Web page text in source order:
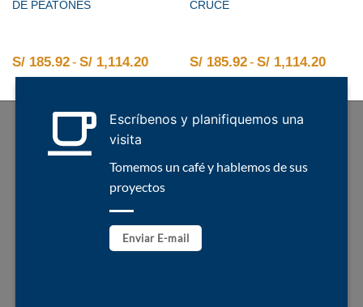
DE PEATONES
S/185.92- S/1,114.20Rango de precios: desde S/
CRUCE
S/185.92- S/1,114.20
hasta S/ 1,114.20
de precios: desde S/ 185.92 hasta S/ 1,114.20
Escríbenos y planifiquemos una
visita
Tomemos un café y hablemos de sus
proyectos
Enviar E-mail